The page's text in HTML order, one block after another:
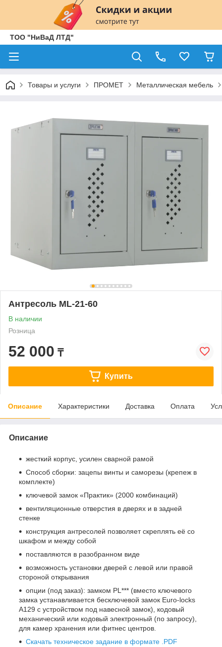
ТОО "НиВаД ЛТД"
Товары и услуги ПРОМЕТ Металлическая мебель
Антресоль ML-21-60
В наличии
Розница
52 000 ₸
Купить
Описание Характеристики Доставка Оплата
Описание
жесткий корпус, усилен сварной рамой
Способ сборки: зацепы винты и саморезы (крепеж в
комплекте)
ключевой замок «Практик» (2000 комбинаций)
вентиляционные отверстия в дверях и в задней
стенке
конструкция антресолей позволяет скреплять её со
шкафом и между собой
поставляются в разобранном виде
возможность установки дверей с левой или правой
стороной открывания
опции (под заказ): замком PL*** (вместо ключевого
замка устанавливается бесключевой замок Euro-locks
A129 с устройством под навесной замок), кодовый
механический или кодовый электронный (по запросу),
для камер хранения или фитнес центров.
Скачать техническое задание в формате .PDF